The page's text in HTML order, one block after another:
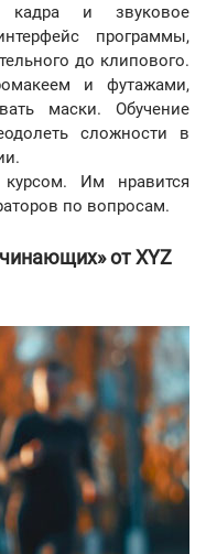
кадра и звуковое
программы,
до клипового.
и футажами,
маски. Обучение
сложности в
Им нравится
по вопросам.
от XYZ